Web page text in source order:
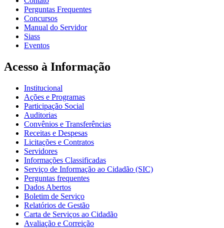
Perguntas Frequentes
Concursos
Manual do Servidor
Siass
Eventos
Acesso à Informação
Institucional
Ações e Programas
Participação Social
Auditorias
Convênios e Transferências
Receitas e Despesas
Licitações e Contratos
Servidores
Informações Classificadas
Serviço de Informação ao Cidadão (SIC)
Perguntas frequentes
Dados Abertos
Boletim de Serviço
Relatórios de Gestão
Carta de Serviços ao Cidadão
Avaliação e Correição